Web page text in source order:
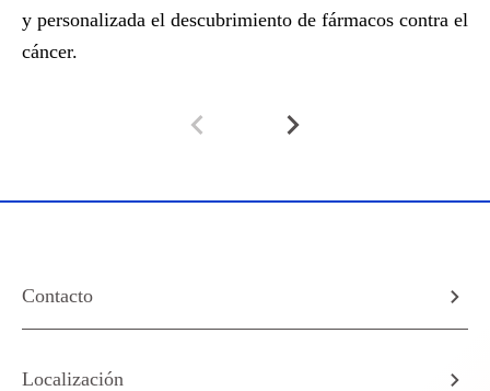
y personalizada el descubrimiento de fármacos contra el
cáncer.
Contacto
Localización